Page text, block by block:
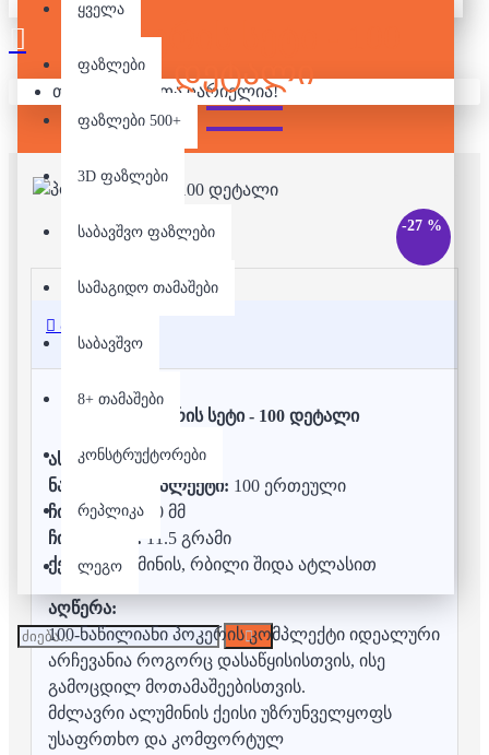
ყველა
ფაზლები
ფაზლები 500+
3D ფაზლები
საბავშვო ფაზლები
სამაგიდო თამაშები
საბავშვო
8+ თამაშები
კონსტრუქტორები
რეპლიკა
ლეგო
თქვენი კალათა ცარიელია!
ᲞᲝᲙᲔᲠᲘᲡ ᲡᲔᲢᲘ - 100
ᲓᲔᲢᲐᲚᲘ
-27 %
აღწერა
პოკერის სეტი - 100 დეტალი
ასაკი:12+
ნაჭრები / კომპლექტი: 100 ერთეული
ჩიპის ზომა:40 მმ
ჩიპის წონა: 11.5 გრამი
ქეისი:ალუმინის, რბილი შიდა ატლასით
აღწერა:
100-ნაწილიანი პოკერის კომპლექტი იდეალური
არჩევანია როგორც დასაწყისისთვის, ისე
გამოცდილ მოთამაშეებისთვის.
მძლავრი ალუმინის ქეისი უზრუნველყოფს
უსაფრთხო და კომფორტულ